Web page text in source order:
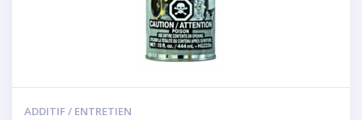
ADDITIF / ENTRETIEN